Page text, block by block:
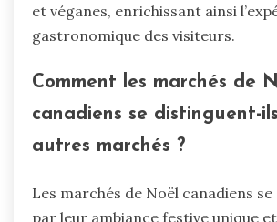
et véganes, enrichissant ainsi
gastronomique des visiteurs.
Comment les marchés de
canadiens se distinguent-
autres marchés ?
Les marchés de Noël canadiens
par leur ambiance festive unique